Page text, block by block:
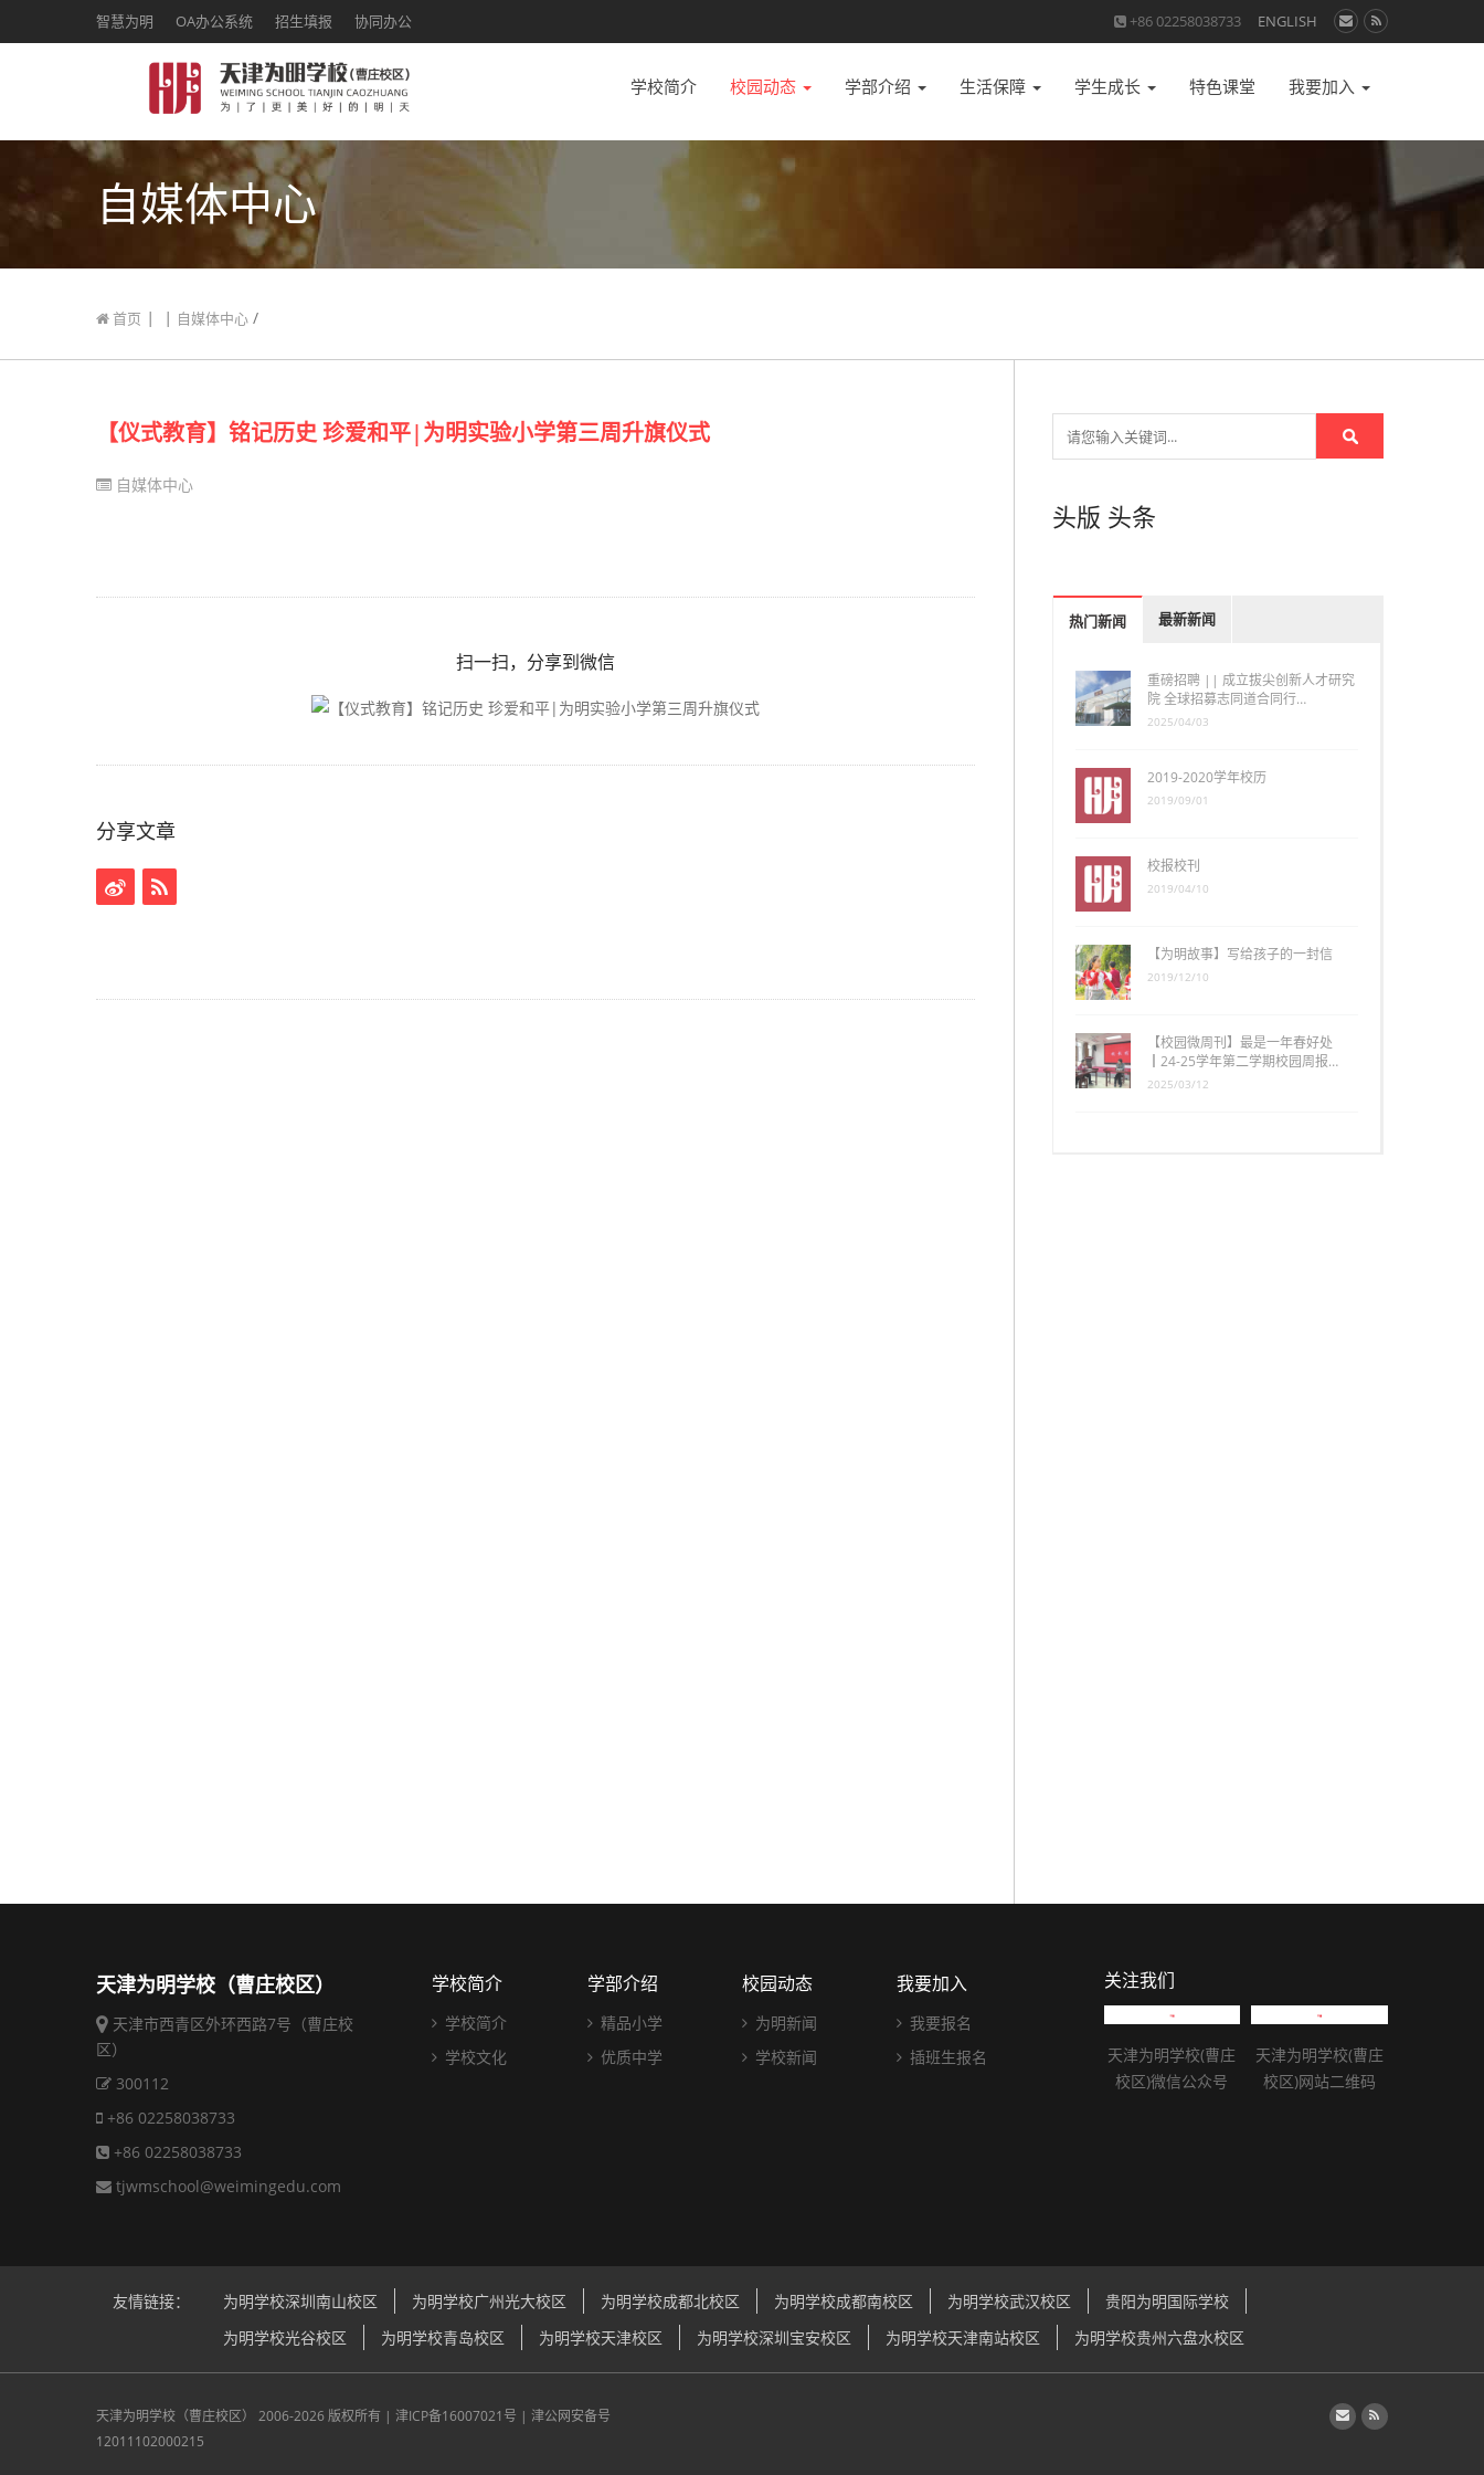
智慧为明 OA办公系统 招生填报 协同办公 +86 02258038733 ENGLISH
学校简介 校园动态 学部介绍 生活保障 学生成长 特色课堂 我要加入
自媒体中心
首页 | | 自媒体中心 /
【仪式教育】铭记历史 珍爱和平|为明实验小学第三周升旗仪式
自媒体中心
扫一扫，分享到微信
分享文章
头版 头条
热门新闻 最新新闻
重磅招聘 || 成立拔尖创新人才研究
院 全球招募志同道合同行…
2025/04/03
2019-2020学年校历
2019/09/01
校报校刊
2019/04/10
【为明故事】写给孩子的一封信
2019/12/10
【校园微周刊】最是一年春好处
┃24-25学年第二学期校园周报…
2025/03/12
天津为明学校（曹庄校区）
天津市西青区外环西路7号（曹庄校
区）
300112
+86 02258038733
+86 02258038733
tjwmschool@weimingedu.com
学校简介
学校简介
学校文化
学部介绍
精品小学
优质中学
校园动态
为明新闻
学校新闻
我要加入
我要报名
插班生报名
关注我们
天津为明学校(曹庄
校区)微信公众号
天津为明学校(曹庄
校区)网站二维码
友情链接： 为明学校深圳南山校区 为明学校广州光大校区 为明学校成都北校区 为明学校成都南校区 为明学校武汉校区
贵阳为明国际学校
为明学校光谷校区
为明学校青岛校区 为明学校天津校区 为明学校深圳宝安校区 为明学校天津南站校区 为明学校贵州六盘水校区
天津为明学校（曹庄校区） 2006-2026 版权所有 | 津ICP备16007021号 | 津公网安备号
12011102000215